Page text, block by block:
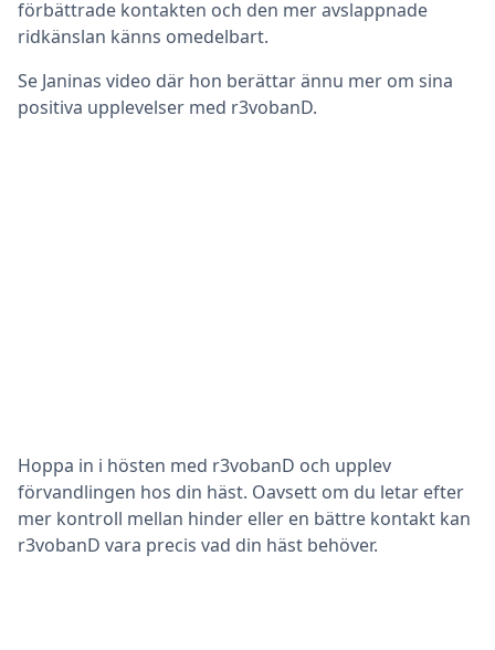
förbättrade kontakten och den mer avslappnade
ridkänslan känns omedelbart.
Se Janinas video där hon berättar ännu mer om sina
positiva upplevelser med r3vobanD.
Hoppa in i hösten med r3vobanD och upplev
förvandlingen hos din häst. Oavsett om du letar efter
mer kontroll mellan hinder eller en bättre kontakt kan
r3vobanD vara precis vad din häst behöver.